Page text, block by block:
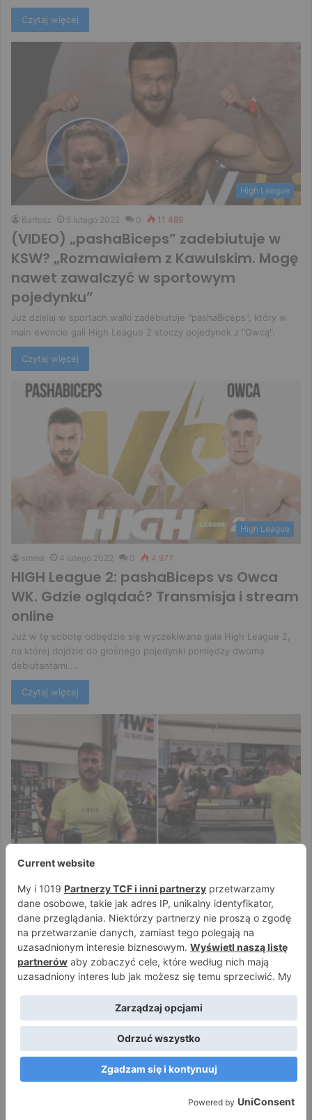
Czytaj więcej
High League
Bartosz 5 lutego 2022 0 11 489
(VIDEO) „pashaBiceps” zadebiutuje w
KSW? „Rozmawiałem z Kawulskim. Mogę
nawet zawalczyć w sportowym
pojedynku”
Już dzisiaj w sportach walki zadebiutuje "pashaBiceps", który w
main evencie gali High League 2 stoczy pojedynek z "Owcą".
Czytaj więcej
High League
smma 4 lutego 2022 0 4 977
HIGH League 2: pashaBiceps vs Owca
WK. Gdzie oglądać? Transmisja i stream
online
Już w tę sobotę odbędzie się wyczekiwana gala High League 2,
na której dojdzie do głośnego pojedynki pomiędzy dwoma
debiutantami.…
Czytaj więcej
Bartosz 3 lutego 2022 0 4 654
(VIDEO) „pashaBiceps” zaskakuje
szybkością przed debiutem na High
League 2! Jest nagranie z treningu na
tarczach
powraca z kolejnymi ciekawymi zestawieniami freakowymi i
emocjonującymi debiutami.